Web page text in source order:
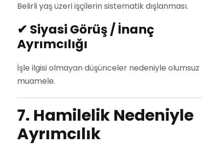
Belirli yaş üzeri işçilerin sistematik dışlanması.
✔ Siyasi Görüş / İnanç
Ayrımcılığı
İşle ilgisi olmayan düşünceler nedeniyle olumsuz
muamele.
7. Hamilelik Nedeniyle
Ayrımcılık